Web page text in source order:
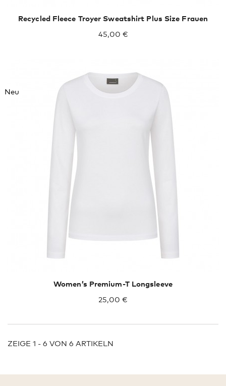
Recycled Fleece Troyer Sweatshirt Plus Size Frauen
45,00 €
Neu
Women’s Premium-T Longsleeve
25,00 €
ZEIGE 1 - 6 VON 6 ARTIKELN